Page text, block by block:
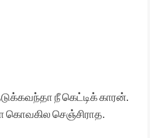
நீ கெட்டிக் காரன்.
கொவகில செஞ்சிராத.